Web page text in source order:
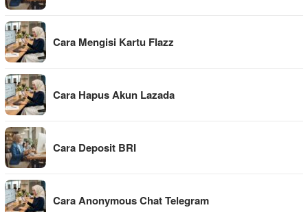
Cara Mengisi Kartu Flazz
Cara Hapus Akun Lazada
Cara Deposit BRI
Cara Anonymous Chat Telegram